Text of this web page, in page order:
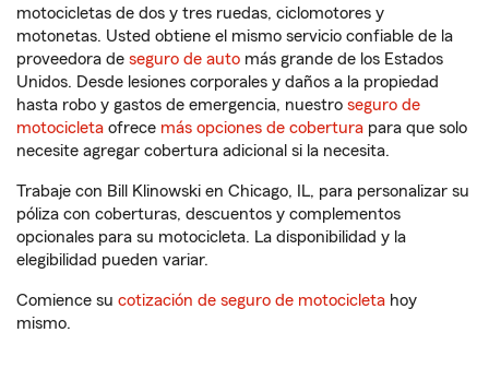
motocicletas de dos y tres ruedas, ciclomotores y
motonetas. Usted obtiene el mismo servicio confiable de la
proveedora de seguro de auto más grande de los Estados
Unidos. Desde lesiones corporales y daños a la propiedad
hasta robo y gastos de emergencia, nuestro seguro de
motocicleta ofrece más opciones de cobertura para que solo
necesite agregar cobertura adicional si la necesita.
Trabaje con Bill Klinowski en Chicago, IL, para personalizar su
póliza con coberturas, descuentos y complementos
opcionales para su motocicleta. La disponibilidad y la
elegibilidad pueden variar.
Comience su cotización de seguro de motocicleta hoy
mismo.